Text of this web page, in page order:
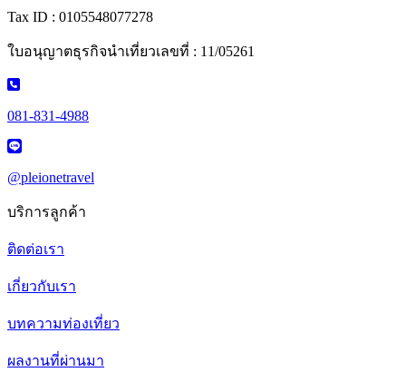
Tax ID : 0105548077278
ใบอนุญาตธุรกิจนำเที่ยวเลขที่ : 11/05261
081-831-4988
@pleionetravel
บริการลูกค้า
ติดต่อเรา
เกี่ยวกับเรา
บทความท่องเที่ยว
ผลงานที่ผ่านมา